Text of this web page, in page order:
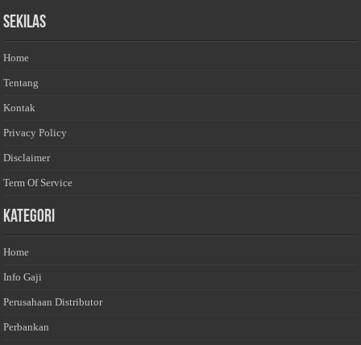
Sekilas
Home
Tentang
Kontak
Privacy Policy
Disclaimer
Term Of Service
Kategori
Home
Info Gaji
Perusahaan Distributor
Perbankan